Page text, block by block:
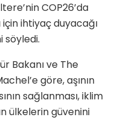
COP26’da
ihtiyaç duyacağı
söyledi.
Bakanı ve The
göre, aşının
sağlanması, iklim
ülkelerin güvenini